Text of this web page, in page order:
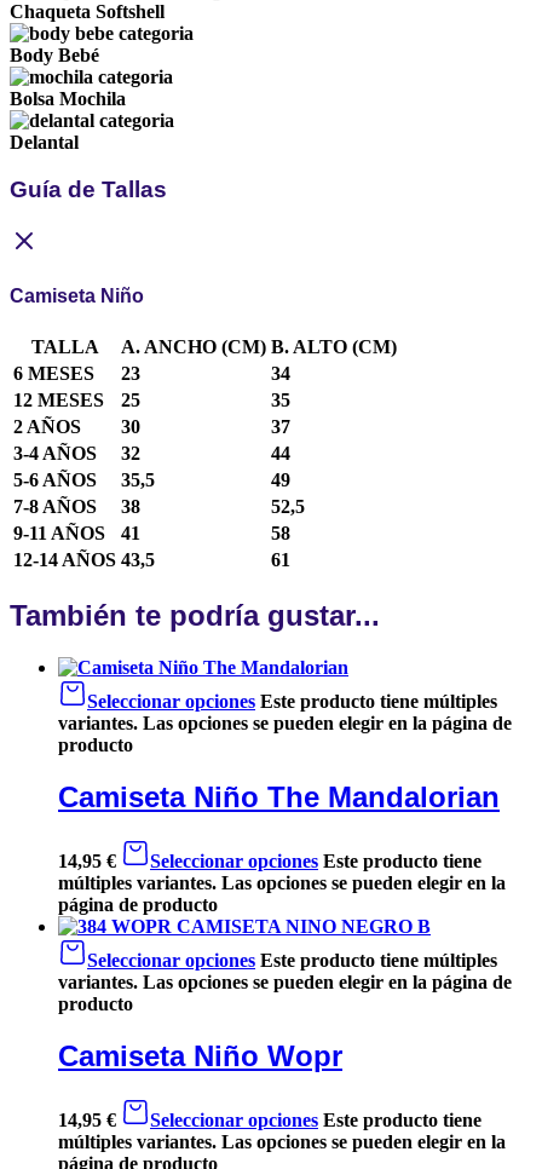
Chaqueta Softshell
Body Bebé
Bolsa Mochila
Delantal
Guía de Tallas
Camiseta Niño
TALLA A. ANCHO (CM) B. ALTO (CM)
6 MESES
23
34
12 MESES
25
35
2 AÑOS
30
37
3-4 AÑOS
32
44
5-6 AÑOS
35,5
49
7-8 AÑOS
38
52,5
9-11 AÑOS
41
58
12-14 AÑOS 43,5 61
También te podría gustar...
Seleccionar opciones Este producto tiene múltiples
variantes. Las opciones se pueden elegir en la página de
producto
Camiseta Niño The Mandalorian
14,95 € Seleccionar opciones Este producto tiene
múltiples variantes. Las opciones se pueden elegir en la
página de producto
Seleccionar opciones Este producto tiene múltiples
variantes. Las opciones se pueden elegir en la página de
producto
Camiseta Niño Wopr
14,95 € Seleccionar opciones Este producto tiene
múltiples variantes. Las opciones se pueden elegir en la
página de producto